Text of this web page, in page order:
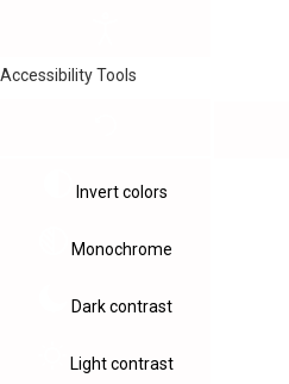
Accessibility Tools
Invert colors
Monochrome
Dark contrast
Light contrast